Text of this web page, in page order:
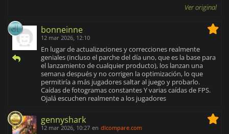
Ver original
bonneinne
12 mar 2026, 12:10
En lugar de actualizaciones y correcciones realmente
geniales (incluso el parche del día uno, que es la base para
el lanzamiento de cualquier producto), los lanzan una
semana después y no corrigen la optimización, lo que
permitiría a más jugadores saltar al juego y probarlo.
Caídas de fotogramas constantes Y varias caídas de FPS.
Ojalá escuchen realmente a los jugadores
gennyshark
12 mar 2026, 10:27 en dlcompare.com